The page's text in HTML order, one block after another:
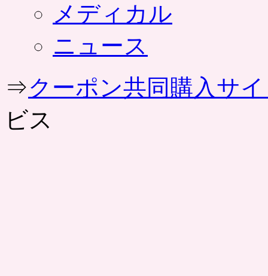
メディカル
ニュース
⇒クーポン共同購入サ
ビス